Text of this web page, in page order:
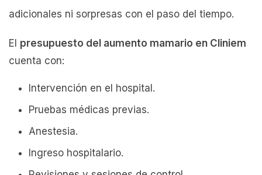
adicionales ni sorpresas con el paso del tiempo.
El presupuesto del aumento mamario en Cliniem
cuenta con:
Intervención en el hospital.
Pruebas médicas previas.
Anestesia.
Ingreso hospitalario.